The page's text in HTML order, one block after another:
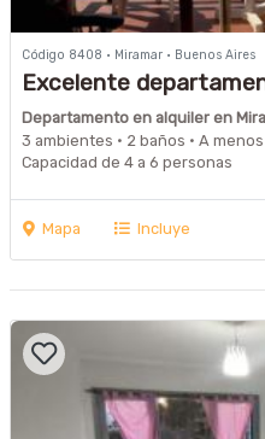
Código 8408 · Miramar · Buenos Aires
Excelente
frente al mar
Departamento en alquiler en
3 ambientes · 2 baños · A
Capacidad de 4 a 6 personas
Mapa Incluye